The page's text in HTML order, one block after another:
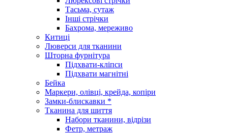
Тасьма, сутаж
Інші стрічки
Бахрома, мереживо
Китиці
Люверси для тканини
Шторна фурнітура
Підхвати-кліпси
Підхвати магнітні
Бейка
Маркери, олівці, крейда, копіри
Замки-блискавки *
Тканина для шиття
Набори тканини, відрізи
Фетр, метраж